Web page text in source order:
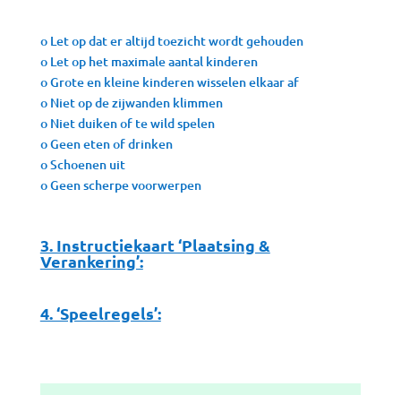
o Let op dat er altijd toezicht wordt gehouden
o Let op het maximale aantal kinderen
o Grote en kleine kinderen wisselen elkaar af
o Niet op de zijwanden klimmen
o Niet duiken of te wild spelen
o Geen eten of drinken
o Schoenen uit
o Geen scherpe voorwerpen
3. Instructiekaart ‘Plaatsing &
Verankering’:
4. ‘Speelregels’: